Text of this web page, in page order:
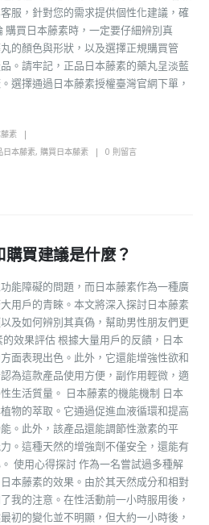
服，針對您的需求提供個性化建議，確
購買日本藤素時，一定要仔細辨別真
的顏色與形狀，以及選擇正規購買管
。請牢記，正品日本藤素的藥丸呈淡藍
選擇通過日本藤素授權臺灣官網下單，
素
日本藤素, 購買日本藤素 0 則留言
買建議是什麼？
能障礙的問題，而日本藤素作為一種廣
用戶的青睞。本文將深入探討日本藤素
及如何辨別其真偽，幫助男性朋友們更
效果評估 根據大量用戶的反饋，日本
面表現出色。此外，它還能增強性欲和
為這款產品使用方便，副作用輕微，適
生活質量。 日本藤素的機能機制 日本
物的萃取。它通過促進血液循環和提高
。此外，該產品還能調節性激素的平
。這種天然的增強劑不僅安全，還能有
使用心得探討 作為一名嘗試過多種解
本藤素的效果。由於其天然成分和相對
我的注意。在性活動前一小時服用後，
初的變化並不明顯，但大約一小時後，